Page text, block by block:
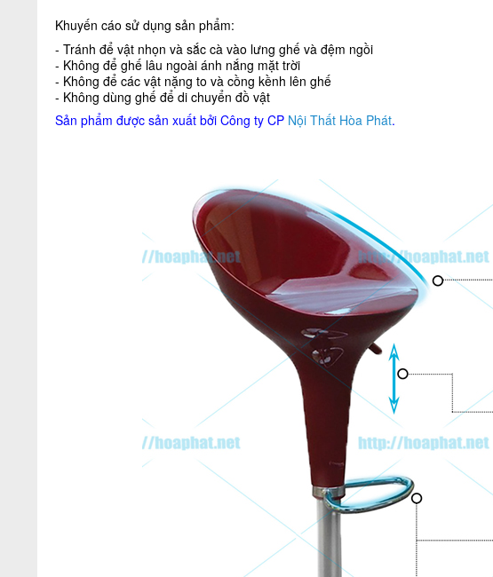
Khuyến cáo sử dụng sản phẩm:
- Tránh để vật nhọn và sắc cà vào lưng ghế và đệm ngồi
- Không để ghế lâu ngoài ánh nắng mặt trời
- Không để các vật nặng to và cồng kềnh lên ghế
- Không dùng ghế để di chuyển đồ vật
Sản phẩm được sản xuất bởi Công ty CP Nội Thất Hòa Phát.